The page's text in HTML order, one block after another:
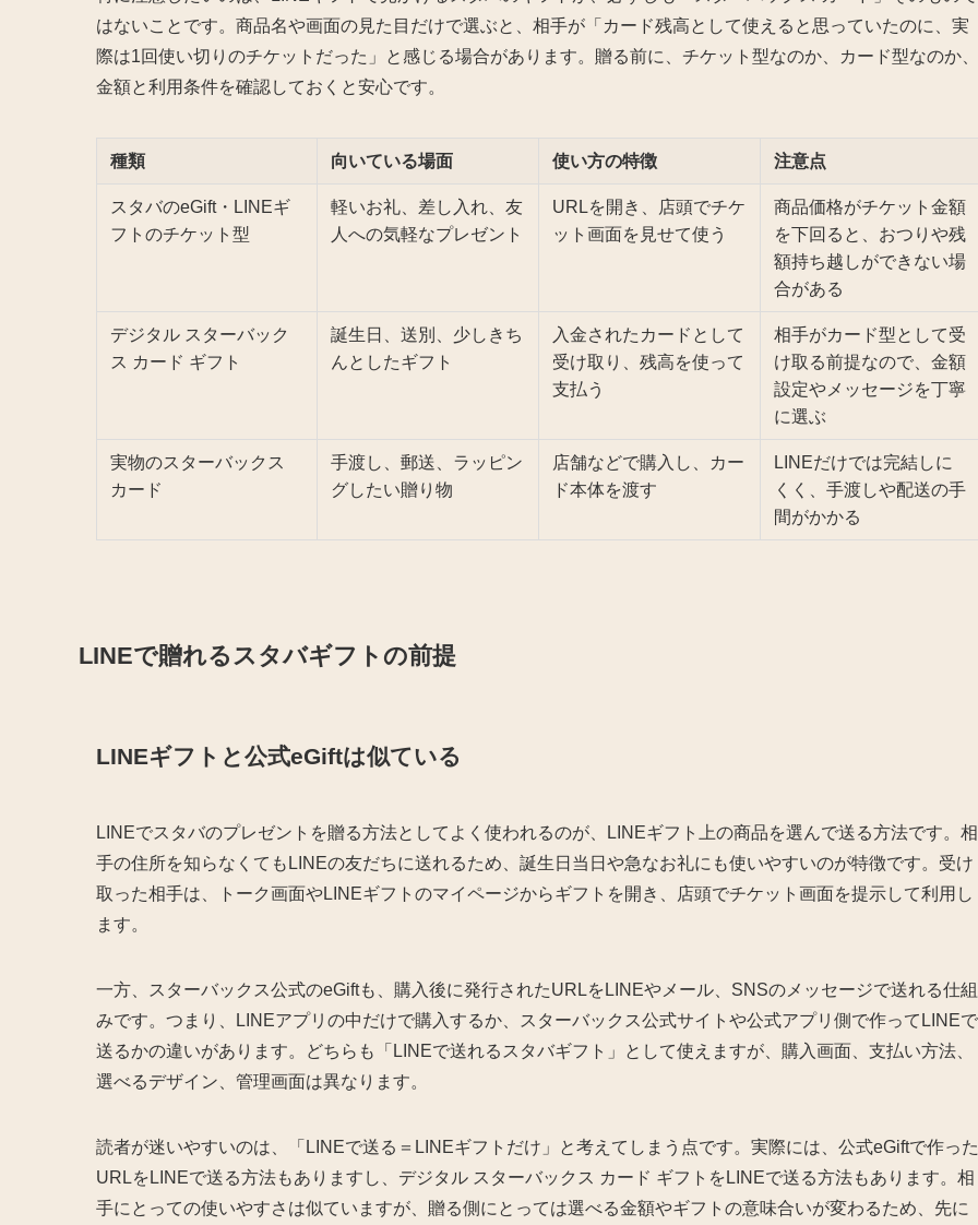
はないことです。商品名や画面の見た目だけで選ぶと、相手が「カード残高として使えると思っていたのに、実
際は1回使い切りのチケットだった」と感じる場合があります。贈る前に、チケット型なのか、カード型なのか、
金額と利用条件を確認しておくと安心です。
種類 向いている場面 使い方の特徴 注意点
スタバのeGift・LINEギ
フトのチケット型
軽いお礼、差し入れ、友
人への気軽なプレゼント
URLを開き、店頭でチケ
ット画面を見せて使う
商品価格がチケット金額
を下回ると、おつりや残
額持ち越しができない場
合がある
デジタル スターバック
ス カード ギフト
誕生日、送別、少しきち
んとしたギフト
入金されたカードとして
受け取り、残高を使って
支払う
相手がカード型として受
け取る前提なので、金額
設定やメッセージを丁寧
に選ぶ
実物のスターバックス
カード
手渡し、郵送、ラッピン
グしたい贈り物
店舗などで購入し、カー
ド本体を渡す
LINEだけでは完結しに
くく、手渡しや配送の手
間がかかる
LINEで贈れるスタバギフトの前提
LINEギフトと公式eGiftは似ている
LINEでスタバのプレゼントを贈る方法としてよく使われるのが、LINEギフト上の商品を選んで送る方法です。相
手の住所を知らなくてもLINEの友だちに送れるため、誕生日当日や急なお礼にも使いやすいのが特徴です。受け
取った相手は、トーク画面やLINEギフトのマイページからギフトを開き、店頭でチケット画面を提示して利用し
ます。
一方、スターバックス公式のeGiftも、購入後に発行されたURLをLINEやメール、SNSのメッセージで送れる仕組
みです。つまり、LINEアプリの中だけで購入するか、スターバックス公式サイトや公式アプリ側で作ってLINEで
送るかの違いがあります。どちらも「LINEで送れるスタバギフト」として使えますが、購入画面、支払い方法、
選べるデザイン、管理画面は異なります。
読者が迷いやすいのは、「LINEで送る＝LINEギフトだけ」と考えてしまう点です。実際には、公式eGiftで作った
URLをLINEで送る方法もありますし、デジタル スターバックス カード ギフトをLINEで送る方法もあります。相
手にとっての使いやすさは似ていますが、贈る側にとっては選べる金額やギフトの意味合いが変わるため、先に